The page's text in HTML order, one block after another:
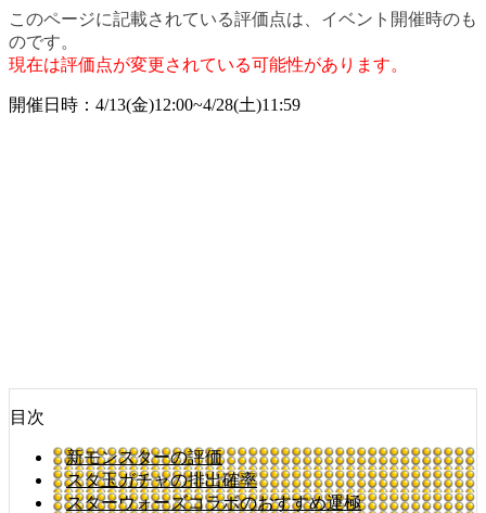
このページに記載されている評価点は、イベント開催時のも
のです。
現在は評価点が変更されている可能性があります。
開催日時：4/13(金)12:00~4/28(土)11:59
目次
新モンスターの評価
スタ玉ガチャの排出確率
スターウォーズコラボのおすすめ運極